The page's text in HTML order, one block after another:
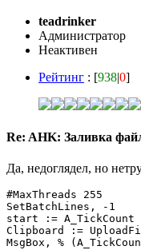
teadrinker
Администратор
Неактивен
Рейтинг : [938|0]
Re: AHK: Заливка
Да, недоглядел, но
#MaxThreads 255
SetBatchLines, -1
start := A_TickCount
Clipboard :=
MsgBox, %